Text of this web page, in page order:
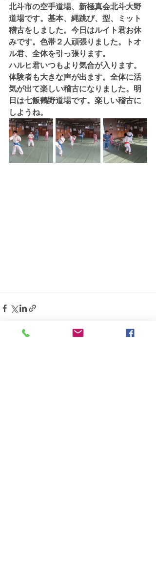
北斗市の空手道場、新極真会北斗大野
道場です。基本、縄跳び、型、ミット
稽古をしました。今日はルイト君お休
みです。色帯２人頑張りました。トオ
ル君、全体を引っ張ります。
ハルヒ君いつもより気合が入ります。
体験者も大きな声が出ます。全体に活
気が出て楽しい稽古になりました。明
日は七飯鶴野道場です。楽しい稽古に
しようね。